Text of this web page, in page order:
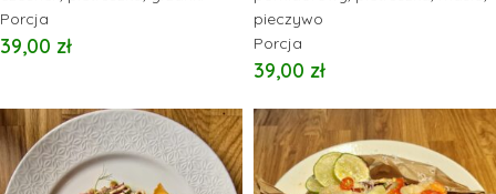
Porcja
39,00 zł
pieczywo
Porcja
39,00 zł